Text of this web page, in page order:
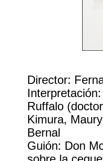
Director:
Ruffalo
Kimura,
Bernal
Guión: Don